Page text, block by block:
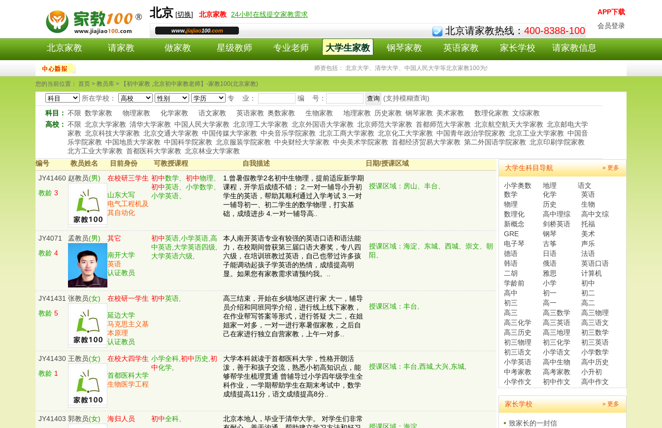
北京 [切换] 北京家教 24小时在线提交家教需求
www.jiajiao100.com 北京请家教热线： 400-8388-100
APP下载
会员登录
北京家教 请家教 做家教 星级教师 专业老师 大学生家教 钢琴家教 英语家教 家长学校 请家教信息
师资包括： 北京大学、清华大学、中国人民大学等北京家教100为您提供初中家教,拥有众多小升初初中家教,中考初中家教,高考初中
您的当前位置： 首页 > 教员库 > 【初中家教 ,北京初中家教老师】-家教100(北京家教)
所在学校： 专 业： 编 号：
(支持模糊查询)
科目： 不限 数学家教 物理家教 化学家教 语文家教 英语家教 奥数家教 生物家教 地理家教 历史家教 钢琴家教 美术家教 数理化家教 文综家教
高校： 不限 北京大学家教 清华大学家教 中国人民大学家教 北京理工大学家教 北京外国语大学家教 北京师范大学家教 首都师范大学家教 北京航空航天大学家教 北京邮电大学
家教 北京科技大学家教 北京交通大学家教 中国传媒大学家教 中央音乐学院家教 北京工商大学家教 北京化工大学家教 中国青年政治学院家教 北京工业大学家教 中国音
乐学院家教 中国地质大学家教 中国科学院家教 北京服装学院家教 中央财经大学家教 中央美术学院家教 首都经济贸易大学家教 第二外国语学院家教 北京印刷学院家教
北方工业大学家教 首都医科大学家教 北京林业大学家教
编号
教员姓名 目前身份 可教授课程 自我描述
日期/授课区域
JY41460
教龄 3
赵教员(男) 在校研三学生
山东大写
电气工程机及
其自动化
初中数学、 初中物理、
初中英语、小学数学、
小学英语、
1.曾暑假教学2名初中生物理，提前适应新学期
课程，开学后成绩不错； 2.一对一辅导小升初
学生的英语，帮助其顺利通过入学考试 3.一对
一辅导初一、初二学生的数学物理，打实基
础，成绩进步 4.一对一辅导高..
授课区域：房山、丰台、
JY4071
教龄 4
孟教员(男) 其它
南开大学
英语
认证教员
初中英语,小学英语,高
中英语,大学英语四级,
大学英语六级,
本人南开英语专业有较强的英语口语和语法能
力，在校期间曾获第三届口语大赛奖，专八四
六级，在培训班教过英语，自己也带过许多孩
子能调动起孩子学英语的热情，成绩提高明
显。如果您有家教需求请预约我。..
授课区域：海淀、东城、西城、崇文、朝
阳、
JY41431
教龄 5
张教员(女) 在校研一学生
延边大学
马克思主义基
本原理
认证教员
初中英语,
高三结束，开始在乡镇地区进行家 大一，辅导
员介绍和同班同学介绍，进行线上线下家教，
在作业帮写答案等形式，进行答疑 大二，在姐
姐家一对多，一对一进行寒暑假家教，之后自
己在家进行独立自营家教，上午一对多..
授课区域：丰台,
JY41430
教龄 1
王教员(女) 在校大四学生
首都医科大学
生物医学工程
小学全科, 初中历史, 初
中化学,
大学本科就读于首都医科大学，性格开朗活
泼，善于和孩子交流，熟悉小初高知识点，能
够帮学生梳理贯通 曾辅导过小学四年级学生全
科作业，一学期帮助学生在期末考试中，数学
成绩提高11分，语文成绩提高8分..
授课区域：丰台,西城,大兴,东城,
JY41403 郭教员(女) 海归人员 初中全科、
北京本地人，毕业于清华大学。 对学生们非常
» 更多
大学生科目导航
小学奥数 地理
语文
数学
化学
英语
物理
历史
生物
数理化
高中理综
高中文综
新概念
剑桥英语
托福
GRE
钢琴
美术
电子琴
古筝
声乐
德语
日语
法语
韩语
俄语
英语口语
二胡
雅思
计算机
学龄前
小学
初中
高中
初一
初二
初三
高一
高二
高三
高三数学
高三物理
高三化学
高三英语
高三语文
高三历史
高三地理
初三数学
初三物理
初三化学
初三英语
初三语文
小学语文
小学数学
小学英语
高中生物
高中历史
中考家教
高考家教
小升初
小学作文
初中作文 高中作文
» 更多
家长学校
致家长的一封信